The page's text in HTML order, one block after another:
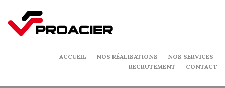
ACCUEIL NOS RÉALISATIONS
NOS SERVICES
RECRUTEMENT
CONTACT